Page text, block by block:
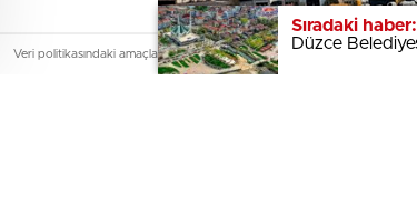
Sıradaki haber:
Düzce
Sıradaki haber:
Düzce
Veri politikasındaki amaçlarla sınırlı ve mevzuata uygun şekilde çerez